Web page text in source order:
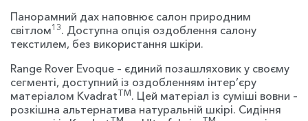
Панорамний дах наповнює салон природним
світлом13. Доступна опція оздоблення салону
текстилем, без використання шкіри.
Range Rover Evoque – єдиний позашляховик у своєму
сегменті, доступний із оздобленням інтер’єру
матеріалом KvadratTM. Цей матеріал із суміші вовни –
розкішна альтернатива натуральній шкірі. Сидіння